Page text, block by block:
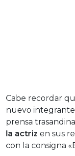
Cabe recordar
nuevo
prensa
la actriz en sus
con la consigna